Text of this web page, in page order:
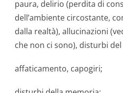
paura, delirio (perdita di
dell’ambiente circostante,
dalla realtà), allucinazioni
che non ci sono), disturbi
affaticamento, capogiri;